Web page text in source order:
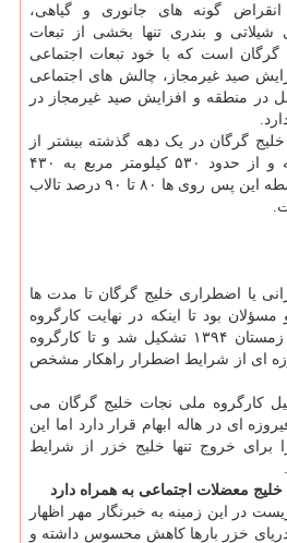
انقراض گونه های جانوری و گیاهی،
شیلاتی و بندری تنها بخشی از تبعات
است که با خود تبعات اجتماعی
صید غیرمجاز، چالش های اجتماعی
در منطقه و افزایش صید غیرمجاز در
گرگان در یک دهه گذشته بیشتر از
۱۰ هزار هکتار کاهش یافته و از حدود ۵۳۰ کیلومتر مربع به ۴۳۰
کیلومتر رسیده است و بواسطه این پس روی ها ۸۰ تا ۹۰ درصد تالاب
یا اضطراری خلیج گرگان تا مدت ها
بود تا اینکه در نهایت کارگروه
ملی نجات خلیج گرگان در زمستان ۱۳۹۴ تشکیل شد و تا کارگروه
ای از شرایط اضطرار راهکار مشخص
کارگروه ملی نجات خلیج گرگان می
ای در هاله ابهام قرار دارد اما این
برای خروج تنها خلیج خزر از شرایط
معضلات اجتماعی به همراه دارد
در این زمینه به خبرنگار مهر اظهار
قبل آب دریای خزر بارها کاهش محسوس داشته و